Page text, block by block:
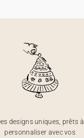
designs uniques, prêts à
personnaliser avec vos